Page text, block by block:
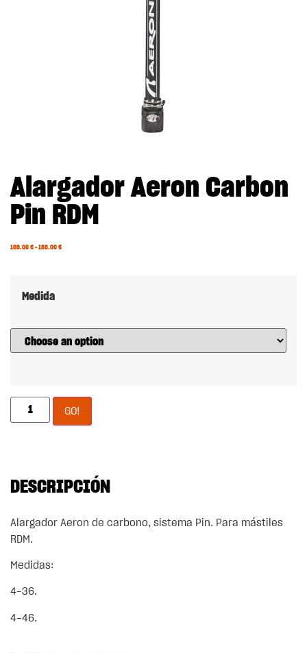
Alargador Aeron Carbon
Pin RDM
169.00 € –189.00 €
Medida
GO!
DESCRIPCIÓN
Alargador Aeron de carbono, sistema Pin. Para mástiles
RDM.
Medidas:
4-36.
4-46.